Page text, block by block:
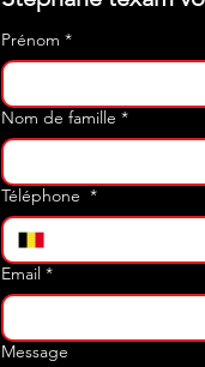
Prénom *
Nom de famille *
Téléphone *
Email *
Message